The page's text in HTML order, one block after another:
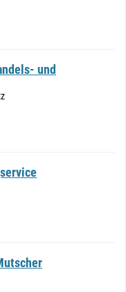
und